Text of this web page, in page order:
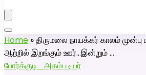
Home »திருமலை நாயக்கர் காலம் முன்பு
ஆற்றில் இறங்கும் ஊர்…இன்றும் …
போர்க்குடி_அகம்படியர்